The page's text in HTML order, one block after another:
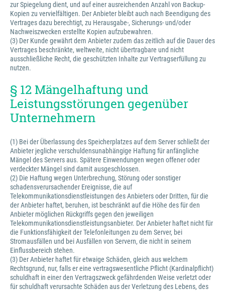
zur Spiegelung dient, und auf einer ausreichenden Anzahl von Backup-
Kopien zu vervielfältigen. Der Anbieter bleibt auch nach Beendigung des
Vertrages dazu berechtigt, zu Herausgabe-, Sicherungs- und/oder
Nachweiszwecken erstellte Kopien aufzubewahren.
(3) Der Kunde gewährt dem Anbieter zudem das zeitlich auf die Dauer des
Vertrages beschränkte, weltweite, nicht übertragbare und nicht
ausschließliche Recht, die geschützten Inhalte zur Vertragserfüllung zu
nutzen.
§ 12 Mängelhaftung und
Leistungsstörungen gegenüber
Unternehmern
(1) Bei der Überlassung des Speicherplatzes auf dem Server schließt der
Anbieter jegliche verschuldensunabhängige Haftung für anfängliche
Mängel des Servers aus. Spätere Einwendungen wegen offener oder
verdeckter Mängel sind damit ausgeschlossen.
(2) Die Haftung wegen Unterbrechung, Störung oder sonstiger
schadensverursachender Ereignisse, die auf
Telekommunikationsdienstleistungen des Anbieters oder Dritten, für die
der Anbieter haftet, beruhen, ist beschränkt auf die Höhe des für den
Anbieter möglichen Rückgriffs gegen den jeweiligen
Telekommunikationsdienstleistungsanbieter. Der Anbieter haftet nicht für
die Funktionsfähigkeit der Telefonleitungen zu dem Server, bei
Stromausfällen und bei Ausfällen von Servern, die nicht in seinem
Einflussbereich stehen.
(3) Der Anbieter haftet für etwaige Schäden, gleich aus welchem
Rechtsgrund, nur, falls er eine vertragswesentliche Pflicht (Kardinalpflicht)
schuldhaft in einer den Vertragszweck gefährdenden Weise verletzt oder
für schuldhaft verursachte Schäden aus der Verletzung des Lebens, des